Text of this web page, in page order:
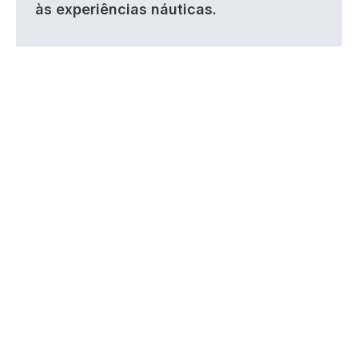
às experiências náuticas.